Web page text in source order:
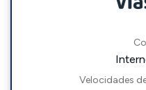
Velocidades